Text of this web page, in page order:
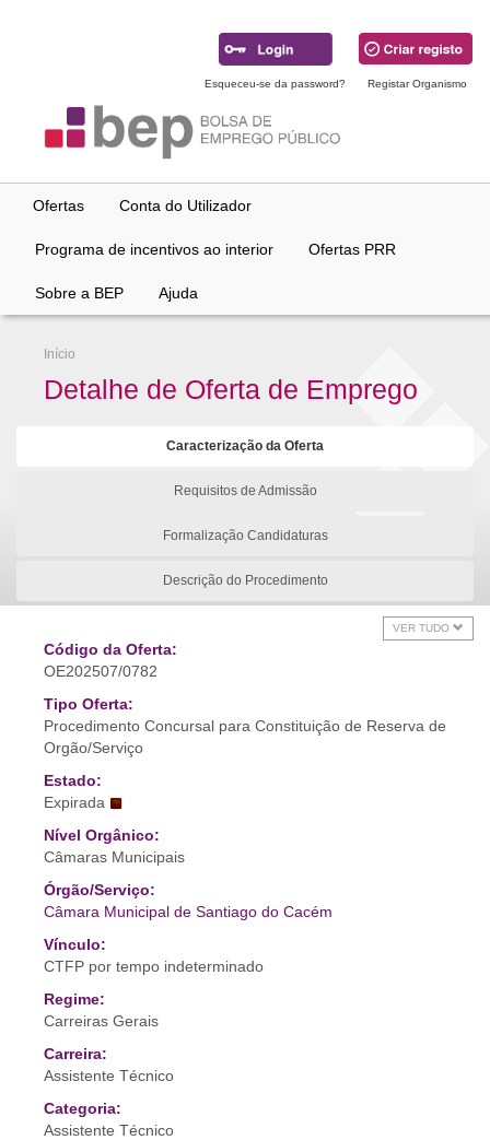
Esqueceu-se da password? Registar Organismo
Ofertas Conta do Utilizador
Programa de incentivos ao interior Ofertas PRR
Sobre a BEP Ajuda
Início
Detalhe de Oferta de Emprego
Caracterização da Oferta
Requisitos de Admissão
Formalização Candidaturas
Descrição do Procedimento
VER TUDO
Código da Oferta:
OE202507/0782
Tipo Oferta:
Procedimento Concursal para Constituição de Reserva de
Orgão/Serviço
Estado:
Expirada
Nível Orgânico:
Câmaras Municipais
Órgão/Serviço:
Câmara Municipal de Santiago do Cacém
Vínculo:
CTFP por tempo indeterminado
Regime:
Carreiras Gerais
Carreira:
Assistente Técnico
Categoria:
Assistente Técnico